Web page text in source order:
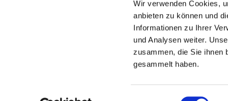
Wir verwenden Cookies,
anbieten zu können und
Informationen zu Ihrer
und Analysen weiter.
zusammen, die Sie ihnen
gesammelt haben.
Kirchenbezirk Überlingen-Stockach
Grabenstrasse 2, 88662 Überlingen